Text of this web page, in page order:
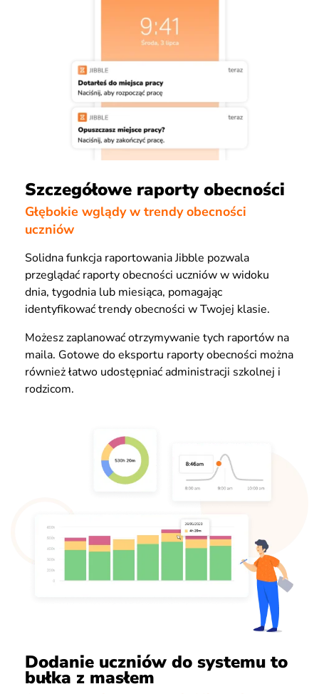
Szczegółowe raporty obecności
Głębokie wglądy w trendy obecności
uczniów
Solidna funkcja raportowania Jibble pozwala
przeglądać raporty obecności uczniów w widoku
dnia, tygodnia lub miesiąca, pomagając
identyfikować trendy obecności w Twojej klasie.
Możesz zaplanować otrzymywanie tych raportów na
maila. Gotowe do eksportu raporty obecności można
również łatwo udostępniać administracji szkolnej i
rodzicom.
Dodanie uczniów do systemu to
bułka z masłem